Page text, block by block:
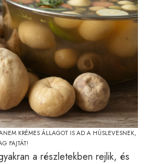
KRÉMES ÁLLAGOT IS AD A HÚSLEVESNEK,
FAJTÁT!
a részletekben rejlik, és